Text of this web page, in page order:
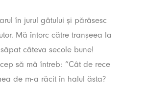
în jurul gâtului și părăsesc
Mă întorc către tranșeea la
câteva secole bune!
să mă întreb: “Cât de rece
de m-a răcit în halul ăsta?